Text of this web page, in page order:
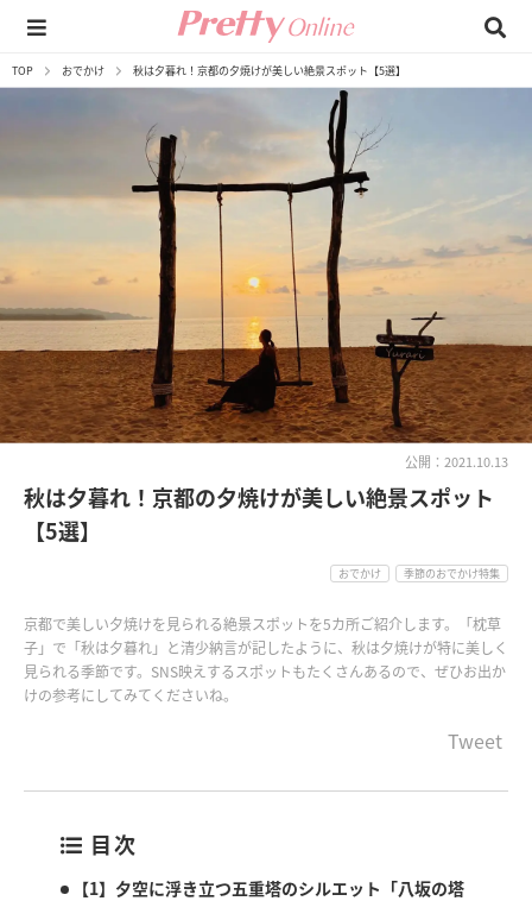
TOP おでかけ 秋は夕暮れ！京都の夕焼けが美しい絶景スポット【5選】
公開：2021.10.13
秋は夕暮れ！京都の夕焼けが美しい絶景スポット
【5選】
おでかけ 季節のおでかけ特集
京都で美しい夕焼けを見られる絶景スポットを5カ所ご紹介します。「枕草
子」で「秋は夕暮れ」と清少納言が記したように、秋は夕焼けが特に美しく
見られる季節です。SNS映えするスポットもたくさんあるので、ぜひお出か
けの参考にしてみてくださいね。
Tweet
目次
【1】夕空に浮き立つ五重塔のシルエット「八坂の塔